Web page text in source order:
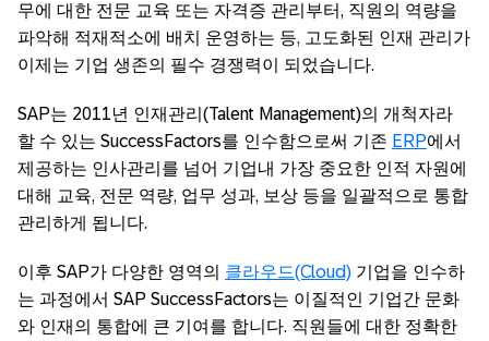
무에 대한 전문 교육 또는 자격증 관리부터, 직원의 역량을
파악해 적재적소에 배치 운영하는 등, 고도화된 인재 관리가
이제는 기업 생존의 필수 경쟁력이 되었습니다.
SAP는 2011년 인재관리(Talent Management)의 개척자라
할 수 있는 SuccessFactors를 인수함으로써 기존 ERP에서
제공하는 인사관리를 넘어 기업내 가장 중요한 인적 자원에
대해 교육, 전문 역량, 업무 성과, 보상 등을 일괄적으로 통합
관리하게 됩니다.
이후 SAP가 다양한 영역의 클라우드(Cloud) 기업을 인수하
는 과정에서 SAP SuccessFactors는 이질적인 기업간 문화
와 인재의 통합에 큰 기여를 합니다. 직원들에 대한 정확한